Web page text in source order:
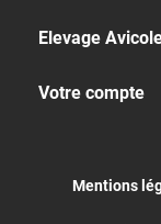
Elevage
Votre compte
Mentions